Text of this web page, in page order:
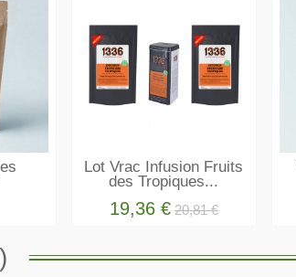
Lot Vrac Infusion Fruits
des Tropiques...
19,36 € 20,81 €